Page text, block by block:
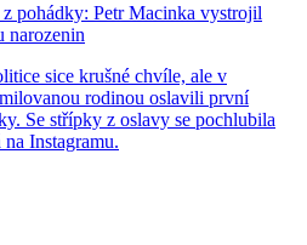
pohádky: Petr Macinka vystrojil
narozenin
sice krušné chvíle, ale v
rodinou oslavili první
Se střípky z oslavy se pochlubila
Instagramu.